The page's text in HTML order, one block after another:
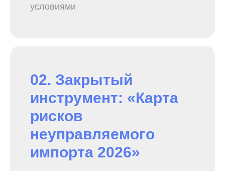
условиями
02. Закрытый
инструмент: «Карта
рисков
неуправляемого
импорта 2026»